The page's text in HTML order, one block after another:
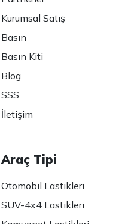
Kurumsal Satış
Basın
Basın Kiti
Blog
SSS
İletişim
Araç Tipi
Otomobil Lastikleri
SUV-4x4 Lastikleri